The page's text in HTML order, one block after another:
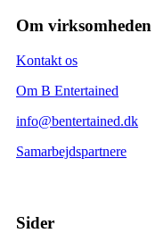
Om virksomheden
Kontakt os
Om B Entertained
info@bentertained.dk
Samarbejdspartnere
Sider